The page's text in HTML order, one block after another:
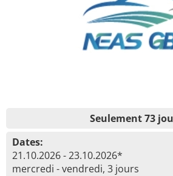
Seulement 73
Dates:
21.10.2026 - 23.10.2026*
mercredi - vendredi, 3 jours